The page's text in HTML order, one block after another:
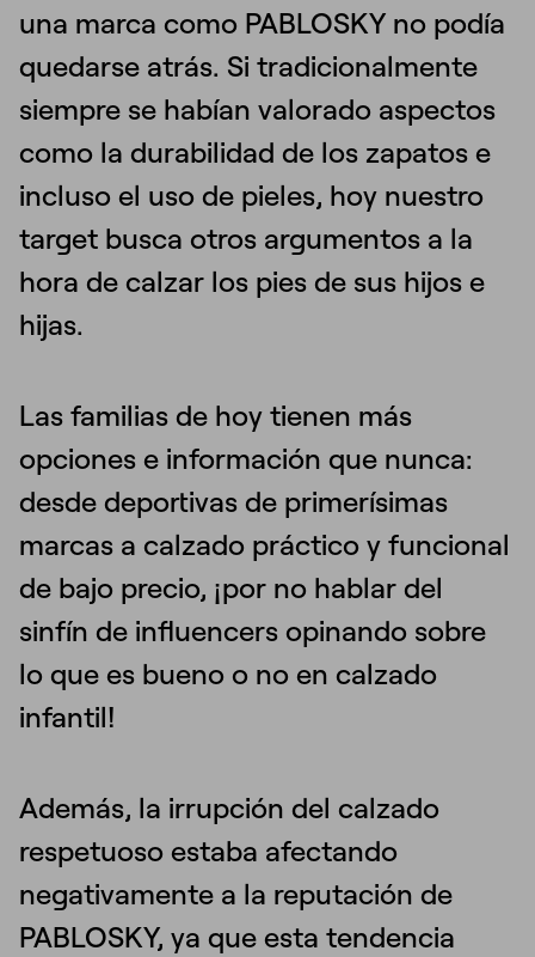
una marca como PABLOSKY no podía
quedarse atrás. Si tradicionalmente
siempre se habían valorado aspectos
como la durabilidad de los zapatos e
incluso el uso de pieles, hoy nuestro
target busca otros argumentos a la
hora de calzar los pies de sus hijos e
hijas.
Las familias de hoy tienen más
opciones e información que nunca:
desde deportivas de primerísimas
marcas a calzado práctico y funcional
de bajo precio, ¡por no hablar del
sinfín de influencers opinando sobre
lo que es bueno o no en calzado
infantil!
Además, la irrupción del calzado
respetuoso estaba afectando
negativamente a la reputación de
PABLOSKY, ya que esta tendencia